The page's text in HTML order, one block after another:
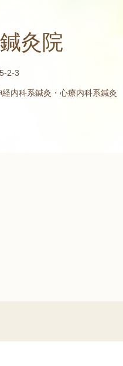
灸院
2-3
内科系鍼灸・心療内科系鍼灸